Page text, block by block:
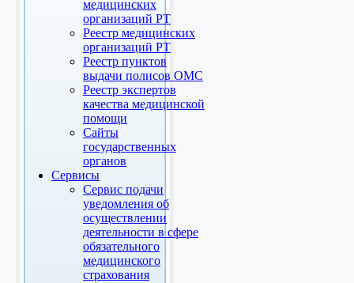
медицинских
организаций РТ
Реестр медицинских
организаций РТ
Реестр пунктов
выдачи полисов ОМС
Реестр экспертов
качества медицинской
помощи
Сайты
государственных
органов
Сервисы
Сервис подачи
уведомления об
осуществлении
деятельности в сфере
обязательного
медицинского
страхования